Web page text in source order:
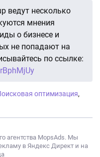
ведут несколько
мнения
о бизнесе и
не попадают на
по ссылке:
оптимизация,
агентства MopsAds. Мы
в Яндекс Директ и на